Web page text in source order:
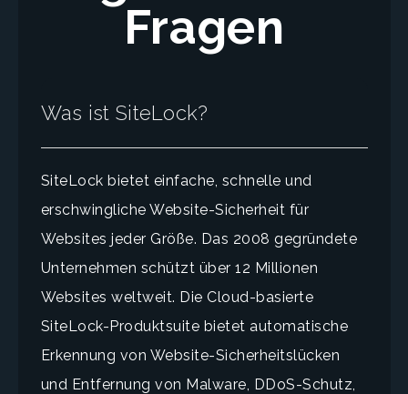
Fragen
Was ist SiteLock?
SiteLock bietet einfache, schnelle und
erschwingliche Website-Sicherheit für
Websites jeder Größe. Das 2008 gegründete
Unternehmen schützt über 12 Millionen
Websites weltweit. Die Cloud-basierte
SiteLock-Produktsuite bietet automatische
Erkennung von Website-Sicherheitslücken
und Entfernung von Malware, DDoS-Schutz,